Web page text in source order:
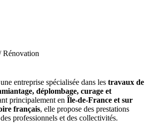
Rénovation
entreprise spécialisée dans les travaux de
déplombage, curage et
principalement en Île-de-France et sur
français, elle propose des prestations
professionnels et des collectivités.